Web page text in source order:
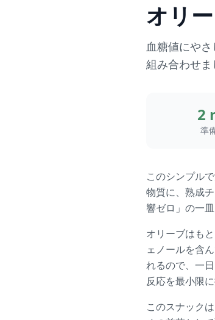
オリ
血糖値にや
組み合わせま
2
準
このシンプル
物質に、熟成
響ゼロ」の一皿
オリーブはも
ェノールを含
れるので、一
反応を最小限
このスナック